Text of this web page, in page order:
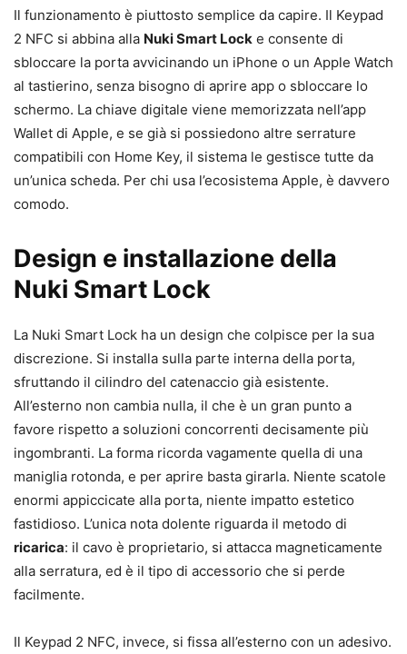
Il funzionamento è piuttosto semplice da capire. Il Keypad
2 NFC si abbina alla Nuki Smart Lock e consente di
sbloccare la porta avvicinando un iPhone o un Apple Watch
al tastierino, senza bisogno di aprire app o sbloccare lo
schermo. La chiave digitale viene memorizzata nell’app
Wallet di Apple, e se già si possiedono altre serrature
compatibili con Home Key, il sistema le gestisce tutte da
un’unica scheda. Per chi usa l’ecosistema Apple, è davvero
comodo.
Design e installazione della
Nuki Smart Lock
La Nuki Smart Lock ha un design che colpisce per la sua
discrezione. Si installa sulla parte interna della porta,
sfruttando il cilindro del catenaccio già esistente.
All’esterno non cambia nulla, il che è un gran punto a
favore rispetto a soluzioni concorrenti decisamente più
ingombranti. La forma ricorda vagamente quella di una
maniglia rotonda, e per aprire basta girarla. Niente scatole
enormi appiccicate alla porta, niente impatto estetico
fastidioso. L’unica nota dolente riguarda il metodo di
ricarica: il cavo è proprietario, si attacca magneticamente
alla serratura, ed è il tipo di accessorio che si perde
facilmente.
Il Keypad 2 NFC, invece, si fissa all’esterno con un adesivo.